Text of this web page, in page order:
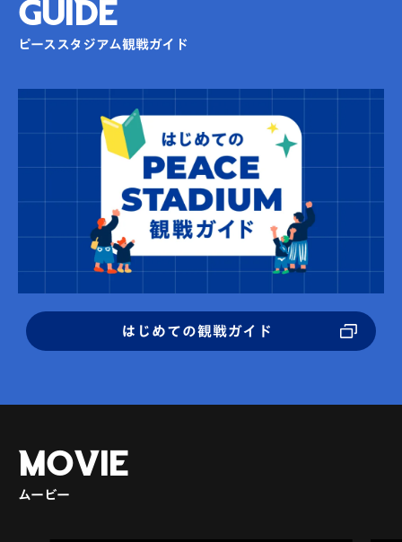
GUIDE
ピーススタジアム観戦ガイド
はじめての観戦ガイド
MOVIE
ムービー